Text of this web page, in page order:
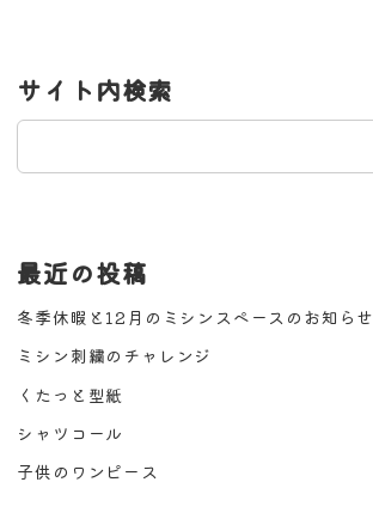
サイト内検索
検
最近の投稿
冬季休暇と12月のミシンスペースのお知らせ
ミシン刺繍のチャレンジ
くたっと型紙
シャツコール
子供のワンピース